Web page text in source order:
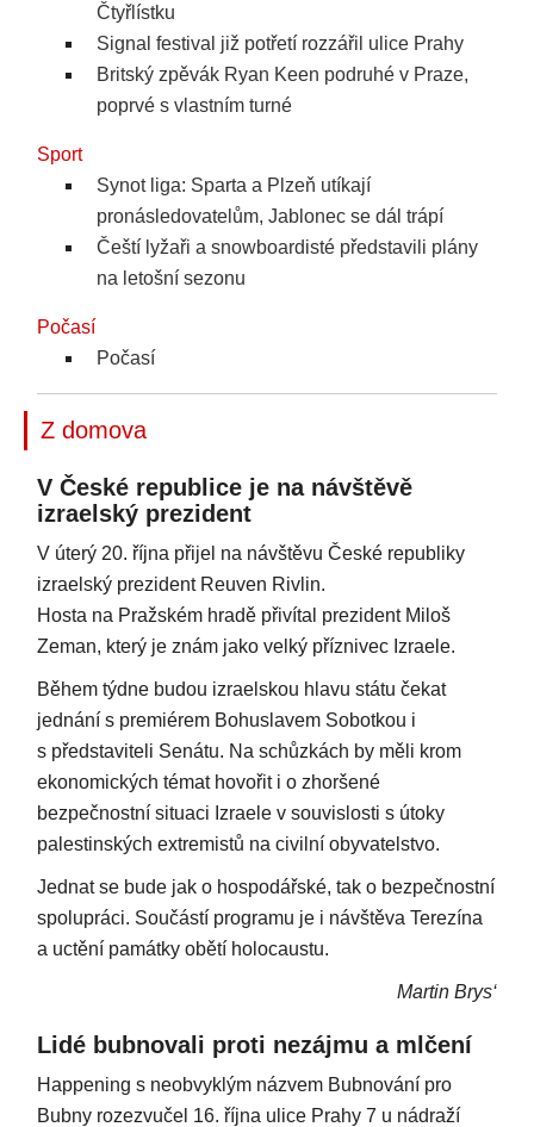
Čtyřlístku
Signal festival již potřetí rozzářil ulice Prahy
Britský zpěvák Ryan Keen podruhé v Praze,
poprvé s vlastním turné
Sport
Synot liga: Sparta a Plzeň utíkají
pronásledovatelům, Jablonec se dál trápí
Čeští lyžaři a snowboardisté představili plány
na letošní sezonu
Počasí
Počasí
Z domova
V České republice je na návštěvě
izraelský prezident
V úterý 20. října přijel na návštěvu České republiky
izraelský prezident Reuven Rivlin.
Hosta na Pražském hradě přivítal prezident Miloš
Zeman, který je znám jako velký příznivec Izraele.
Během týdne budou izraelskou hlavu státu čekat
jednání s premiérem Bohuslavem Sobotkou i
s představiteli Senátu. Na schůzkách by měli krom
ekonomických témat hovořit i o zhoršené
bezpečnostní situaci Izraele v souvislosti s útoky
palestinských extremistů na civilní obyvatelstvo.
Jednat se bude jak o hospodářské, tak o bezpečnostní
spolupráci. Součástí programu je i návštěva Terezína
a uctění památky obětí holocaustu.
Martin Brys‘
Lidé bubnovali proti nezájmu a mlčení
Happening s neobvyklým názvem Bubnování pro
Bubny rozezvučel 16. října ulice Prahy 7 u nádraží